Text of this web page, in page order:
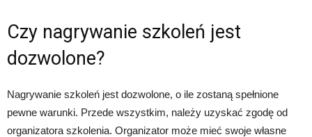
Czy nagrywanie szkoleń jest
dozwolone?
Nagrywanie szkoleń jest dozwolone, o ile zostaną spełnione
pewne warunki. Przede wszystkim, należy uzyskać zgodę od
organizatora szkolenia. Organizator może mieć swoje własne